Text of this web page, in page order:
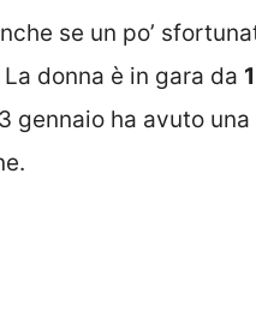
se un po’
donna è in gara da
gennaio ha avuto